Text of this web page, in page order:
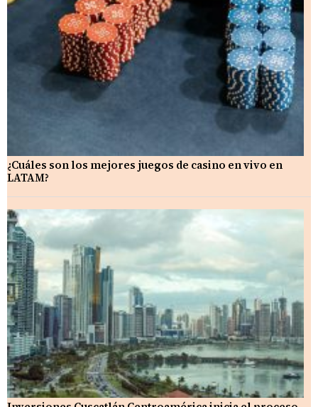
¿Cuáles son los mejores juegos de casino en vivo en
LATAM?